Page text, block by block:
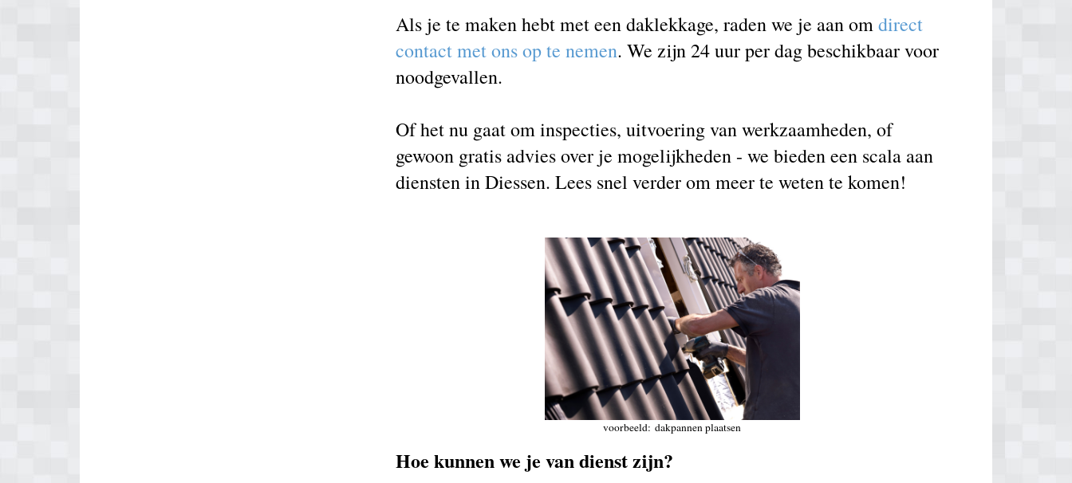
Als je te maken hebt met een daklekkage, raden we je aan omdirect
contact met ons op te nemen. We zijn 24 uur per dag beschikbaar voor
noodgevallen.
Of het nu gaat om inspecties, uitvoering van werkzaamheden, of
gewoon gratis advies over je mogelijkheden - we bieden een scala aan
diensten in Diessen. Lees snel verder om meer te weten te komen!
voorbeeld: dakpannen plaatsen
Hoe kunnen we je van dienst zijn?